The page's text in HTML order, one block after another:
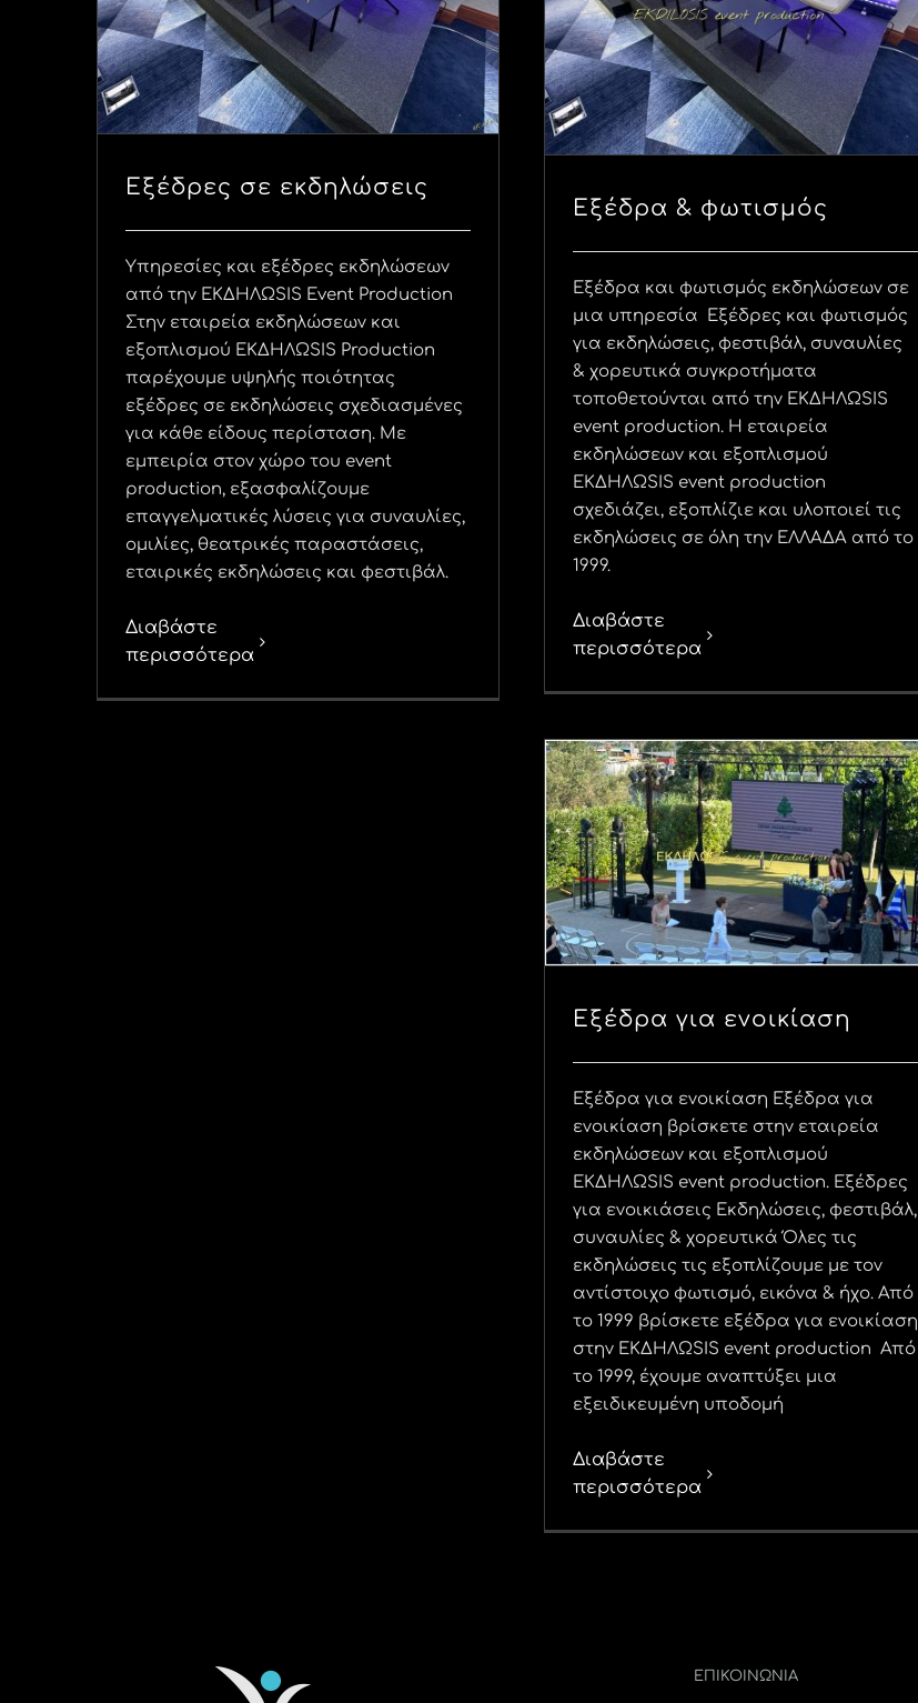
Εξέδρες σε εκδηλώσεις
Υπηρεσίες και εξέδρες εκδηλώσεων
από την ΕΚΔΗΛΩSIS Event Production
Στην εταιρεία εκδηλώσεων και
εξοπλισμού ΕΚΔΗΛΩSIS Production
παρέχουμε υψηλής ποιότητας
εξέδρες σε εκδηλώσεις σχεδιασμένες
για κάθε είδους περίσταση. Με
εμπειρία στον χώρο του event
production, εξασφαλίζουμε
επαγγελματικές λύσεις για συναυλίες,
ομιλίες, θεατρικές παραστάσεις,
εταιρικές εκδηλώσεις και φεστιβάλ.
Διαβάστε
περισσότερα
Εξέδρα & φωτισμός
Εξέδρα και φωτισμός εκδηλώσεων σε
μια υπηρεσία Εξέδρες και φωτισμός
για εκδηλώσεις, φεστιβάλ, συναυλίες
& χορευτικά συγκροτήματα
τοποθετούνται από την ΕΚΔΗΛΩSIS
event production. Η εταιρεία
εκδηλώσεων και εξοπλισμού
ΕΚΔΗΛΩSIS event production
σχεδιάζει, εξοπλίζιε και υλοποιεί τις
εκδηλώσεις σε όλη την ΕΛΛΑΔΑ από το
1999.
Διαβάστε
περισσότερα
Εξέδρα για ενοικίαση
Eξέδρα για ενοικίαση Εξέδρα για
ενοικίαση βρίσκετε στην εταιρεία
εκδηλώσεων και εξοπλισμού
ΕΚΔΗΛΩSIS event production. Εξέδρες
για ενοικιάσεις Εκδηλώσεις, φεστιβάλ,
συναυλίες & χορευτικά Όλες τις
εκδηλώσεις τις εξοπλίζουμε με τον
αντίστοιχο φωτισμό, εικόνα & ήχο. Από
το 1999 βρίσκετε εξέδρα για ενοικίαση
στην ΕΚΔΗΛΩSIS event production Από
το 1999, έχουμε αναπτύξει μια
εξειδικευμένη υποδομή
Διαβάστε
περισσότερα
ΕΠΙΚΟΙΝΩΝΊΑ